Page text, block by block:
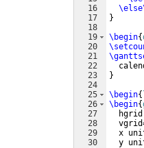
16
17
18
19
20
21
22
23
24
25
26
27
28
29
30
}
\begin{
}
\begin{
\begin{
x
y